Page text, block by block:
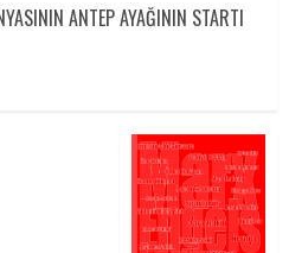
ANTEP AYAĞININ STARTI